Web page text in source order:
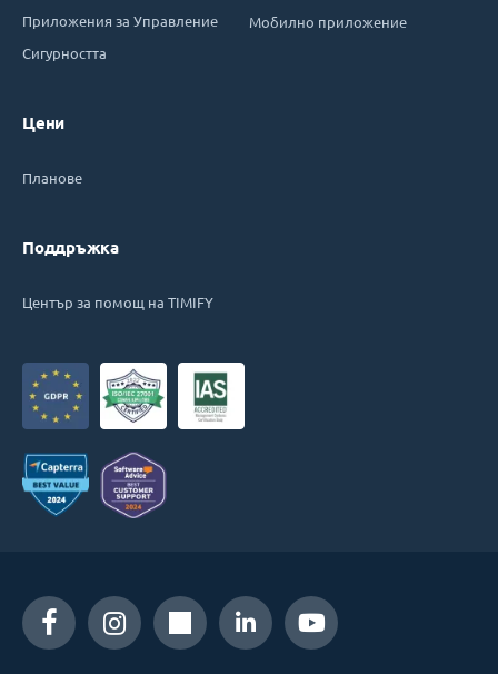
Приложения за Управление
Сигурността
Цени
Планове
Поддръжка
Център за помощ на TIMIFY
Мобилно приложение